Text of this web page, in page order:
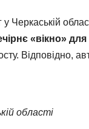
Черкаській
«вікно»
Відповідно,
області